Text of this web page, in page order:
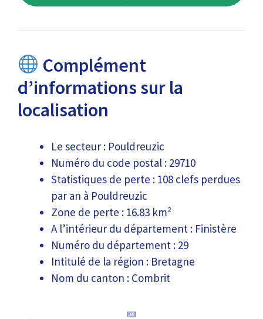
Complément
d’informations sur la
localisation
Le secteur : Pouldreuzic
Numéro du code postal : 29710
Statistiques de perte : 108 clefs perdues
par an à Pouldreuzic
Zone de perte : 16.83 km²
A l’intérieur du département : Finistère
Numéro du département : 29
Intitulé de la région : Bretagne
Nom du canton : Combrit